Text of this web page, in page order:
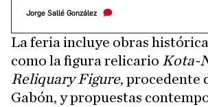
Jorge Sallé González
La feria incluye obras
como la figura relicario Kota-
Reliquary Figure, procedente
Gabón, y propuestas